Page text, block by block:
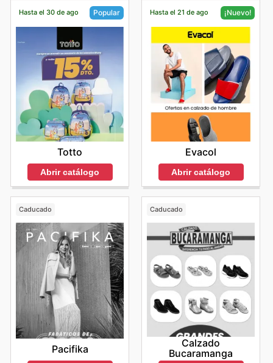
Hasta el 30 de ago Popular
Totto
Abrir catálogo
Hasta el 21 de ago ¡Nuevo!
Evacol
Abrir catálogo
Caducado
Pacifika
Caducado
Calzado
Bucaramanga